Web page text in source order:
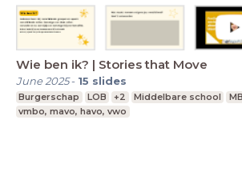
Wie ben ik? | Stories that Move
June 2025- 15 slides
Burgerschap LOB +2 Middelbare school
vmbo, mavo, havo, vwo